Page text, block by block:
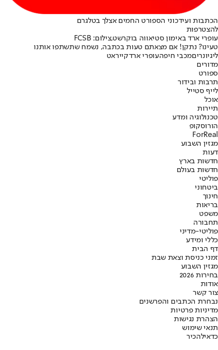
הכתבות ועידכוני הספורט החמים אצלך בטלגרם
להצטרפות
עופרי ארד באימון סטיאווה בוקרשט,צילום: FCSB
טעינו? נתקן! אם מצאתם טעות בכתבה, נשמח שתשתפו אותנו
ליגיונריםמכבי חיפהעופרי ארדקייראט
מדורים
ספורט
תרבות ובידור
לייף סטייל
אוכל
תיירות
טכנולוגיה ומדע
הורוסקופ
ForReal
מגזין השבוע
דעות
חדשות בארץ
חדשות בעולם
פוליטי
ביטחוני
חינוך
בריאות
משפט
תחבורה
פוליטי-מדיני
כללי ומידע
דף הבית
זמני כניסת וצאת שבת
מגזין השבוע
בחירות 2026
אודות
צור קשר
נבחרת הכתבים והפרשנים
מדיניות פרטיות
הצהרת נגישות
תנאי שימוש
כדאילהכיר